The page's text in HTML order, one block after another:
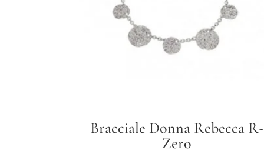
Bracciale Donna Rebecca R-
Zero